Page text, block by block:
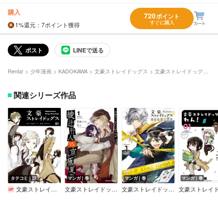
購入
1%還元 ：7ポイント獲得
720ポイント
すぐに購入
ポスト LINEで送る
Renta! 少年漫画 KADOKAWA 文豪ストレイドッグス 文豪ストレイドッグス（20）
関連シリーズ作品
タテコミ｜話
文豪ストレイドッグス【タテスク】【フルカラー】
マンガ｜巻
文豪ストレイドッグス外伝 綾辻行人VS.京極夏彦
マンガ｜巻
文豪ストレイドッグス 探偵社設立秘話
マンガ｜巻